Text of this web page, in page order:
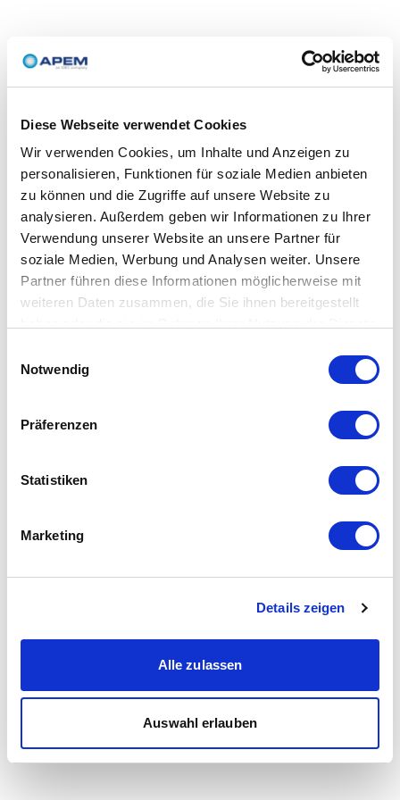
Diese Webseite verwendet Cookies
Wir verwenden Cookies, um Inhalte und Anzeigen zu
personalisieren, Funktionen für soziale Medien anbieten
zu können und die Zugriffe auf unsere Website zu
analysieren. Außerdem geben wir Informationen zu Ihrer
Verwendung unserer Website an unsere Partner für
soziale Medien, Werbung und Analysen weiter. Unsere
Partner führen diese Informationen möglicherweise mit
weiteren Daten zusammen, die Sie ihnen bereitgestellt
Notwendig
Präferenzen
Statistiken
Marketing
Details zeigen
Alle zulassen
Auswahl erlauben